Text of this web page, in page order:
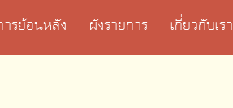
รย้อนหลัง ผังรายการ เกี่ยวกับเรา